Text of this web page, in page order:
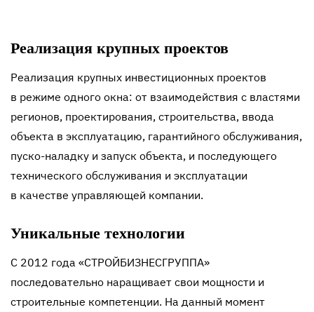
Реализация крупных проектов
Реализация крупных инвестиционных проектов
в режиме одного окна: от взаимодействия с властями
регионов, проектирования, строительства, ввода
объекта в эксплуатацию, гарантийного обслуживания,
пуско-наладку и запуск объекта, и последующего
технического обслуживания и эксплуатации
в качестве управляющей компании.
Уникальные технологии
С 2012 года «СТРОЙБИЗНЕСГРУППА»
последовательно наращивает свои мощности и
строительные компетенции. На данный момент